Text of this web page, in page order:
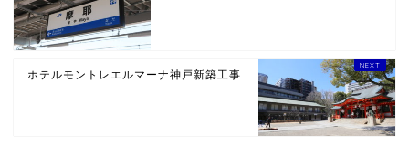
ホテルモントレエルマーナ神戸新築工事